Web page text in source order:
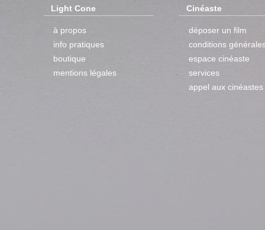
Light Cone
à propos
info pratiques
boutique
mentions légales
Cinéaste
déposer un film
conditions
espace cinéaste
services
appel aux cinéastes